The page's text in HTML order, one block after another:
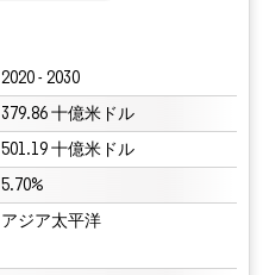
2020 - 2030
379.86 十億米ドル
501.19 十億米ドル
5.70%
アジア太平洋